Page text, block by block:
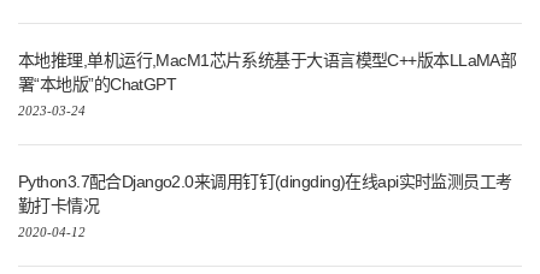
本地推理,单机运行,MacM1芯片系统基于大语言模型C++版本LLaMA部
署“本地版”的ChatGPT
2023-03-24
Python3.7配合Django2.0来调用钉钉(dingding)在线api实时监测员工考
勤打卡情况
2020-04-12